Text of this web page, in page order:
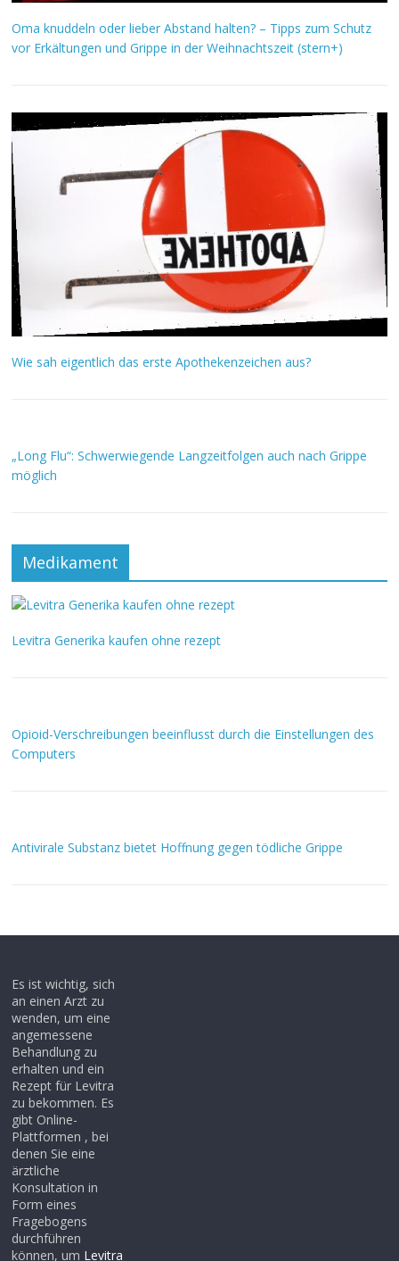
Oma knuddeln oder lieber Abstand halten? – Tipps zum Schutz
vor Erkältungen und Grippe in der Weihnachtszeit (stern+)
Wie sah eigentlich das erste Apothekenzeichen aus?
„Long Flu“: Schwerwiegende Langzeitfolgen auch nach Grippe
möglich
Medikament
Levitra Generika kaufen ohne rezept
Opioid-Verschreibungen beeinflusst durch die Einstellungen des
Computers
Antivirale Substanz bietet Hoffnung gegen tödliche Grippe
Es ist wichtig, sich
an einen Arzt zu
wenden, um eine
angemessene
Behandlung zu
erhalten und ein
Rezept für Levitra
zu bekommen. Es
gibt Online-
Plattformen , bei
denen Sie eine
ärztliche
Konsultation in
Form eines
Fragebogens
durchführen
können, um Levitra